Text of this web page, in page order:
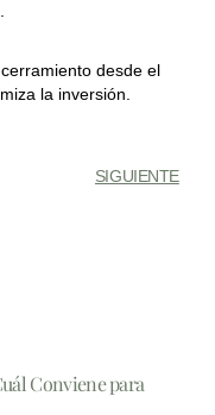
desde el
la inversión.
SIGUIENTE
Conviene para